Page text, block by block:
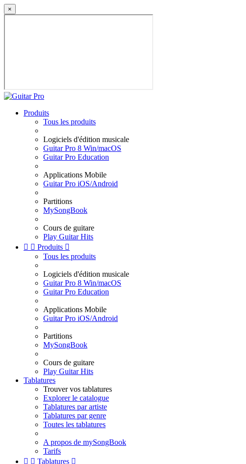
×
Produits
Tous les produits
Logiciels d'édition musicale
Guitar Pro 8 Win/macOS
Guitar Pro Education
Applications Mobile
Guitar Pro iOS/Android
Partitions
MySongBook
Cours de guitare
Play Guitar Hits
  Produits 
Tous les produits
Logiciels d'édition musicale
Guitar Pro 8 Win/macOS
Guitar Pro Education
Applications Mobile
Guitar Pro iOS/Android
Partitions
MySongBook
Cours de guitare
Play Guitar Hits
Tablatures
Trouver vos tablatures
Explorer le catalogue
Tablatures par artiste
Tablatures par genre
Toutes les tablatures
A propos de mySongBook
Tarifs
  Tablatures 